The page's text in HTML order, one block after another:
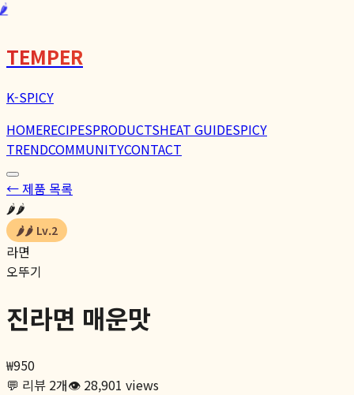
TEMPER
K-SPICY
HOMERECIPESPRODUCTSHEAT GUIDESPICY
TRENDCOMMUNITYCONTACT
← 제품 목록
🌶️🌶️
🌶️🌶️ Lv.2
라면
오뚜기
진라면 매운맛
₩950
💬 리뷰 2개👁️ 28,901 views